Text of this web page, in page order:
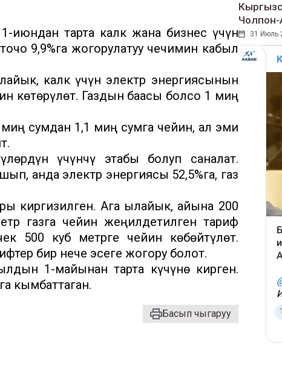
1-июндан тарта калк жана бизнес үчүн
9,9%га жогорулатуу чечимин кабыл
калк үчүн электр энергиясынын
көтөрүлөт. Газдын баасы болсо 1 миң
сумдан 1,1 миң сумга чейин, ал эми
үчүнчү этабы болуп саналат.
анда электр энергиясы 52,5%га, газ
киргизилген. Ага ылайык, айына 200
газга чейин жеңилдетилген тариф
500 куб метрге чейин көбөйтүлөт.
бир нече эсеге жогору болот.
1-майынан тарта күчүнө кирген.
кымбаттаган.
Басып чыгаруу
Чолпон-
31 Июль